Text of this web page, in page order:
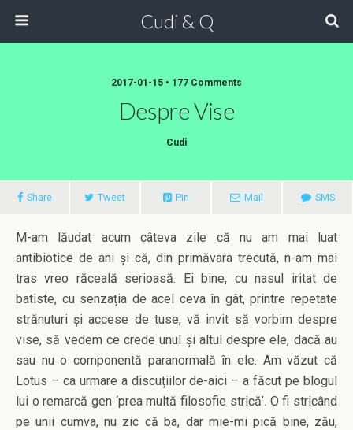
Cudi & Q
2017-01-15 • 177 Comments
Despre Vise
Cudi
Share Tweet Pin Mail SMS
M-am lăudat acum câteva zile că nu am mai luat
antibiotice de ani și că, din primăvara trecută, n-am mai
tras vreo răceală serioasă. Ei bine, cu nasul iritat de
batiste, cu senzația de acel ceva în gât, printre repetate
strănuturi și accese de tuse, vă invit să vorbim despre
vise, să vedem ce crede unul și altul despre ele, dacă au
sau nu o componentă paranormală în ele. Am văzut că
Lotus – ca urmare a discuțiilor de-aici – a făcut pe blogul
lui o remarcă gen ‘prea multă filosofie strică’. O fi stricând
pe unii cumva, nu zic că ba, dar mie-mi pică bine, zău,